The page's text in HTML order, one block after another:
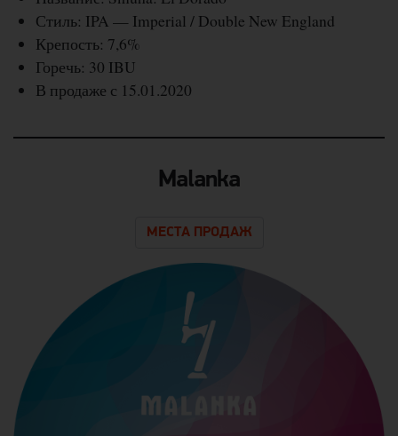
Стиль: IPA — Imperial / Double New England
Крепость: 7,6%
Горечь: 30 IBU
В продаже с 15.01.2020
Malanka
МЕСТА ПРОДАЖ